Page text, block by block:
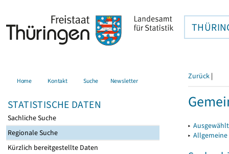
Home Kontakt Suche Newsletter
STATISTISCHE DATEN
Sachliche Suche
Regionale Suche
Kürzlich bereitgestellte Daten
Zurück |
▸
▸